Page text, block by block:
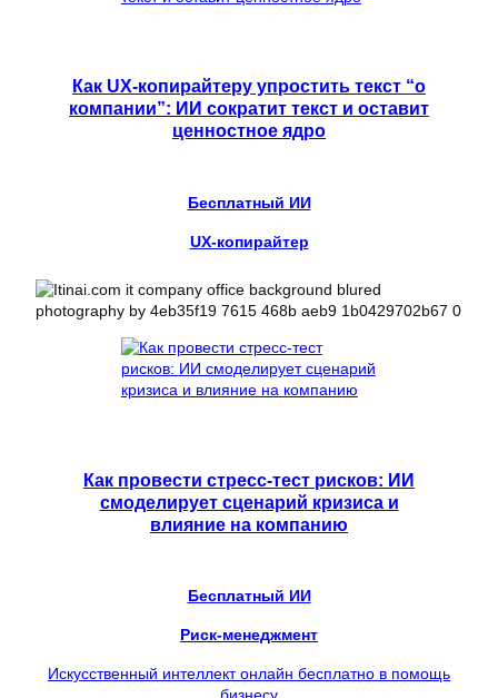
Как UX-копирайтеру упростить текст “о
компании”: ИИ сократит текст и оставит
ценностное ядро
Бесплатный ИИ
UX-копирайтер
Как провести стресс-тест рисков: ИИ
смоделирует сценарий кризиса и
влияние на компанию
Бесплатный ИИ
Риск-менеджмент
Искусственный интеллект онлайн бесплатно в помощь